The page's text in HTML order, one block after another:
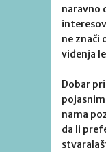
naravno
ne znači
viđenja
Dobar
nama
da li